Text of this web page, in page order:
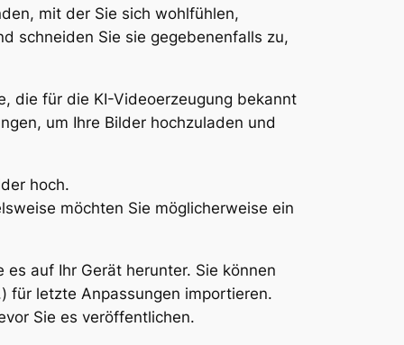
mit der Sie sich wohlfühlen,
schneiden Sie sie gegebenenfalls zu,
die für die KI-Videoerzeugung bekannt
um Ihre Bilder hochzuladen und
hoch.
möchten Sie möglicherweise ein
auf Ihr Gerät herunter. Sie können
für letzte Anpassungen importieren.
Sie es veröffentlichen.